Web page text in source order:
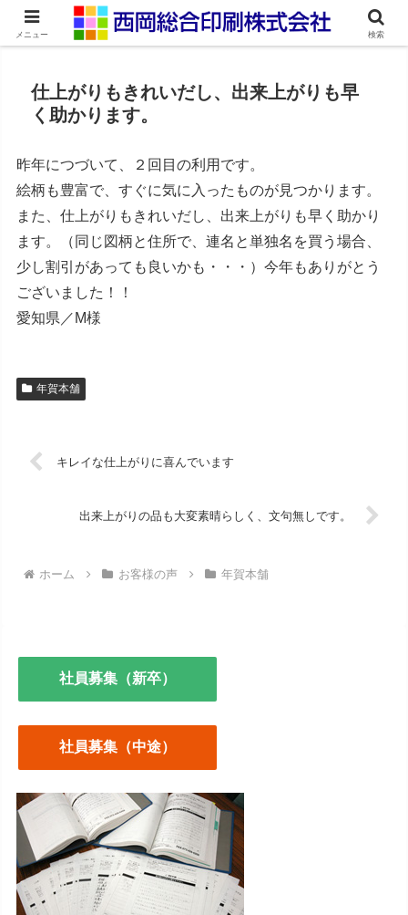
ネット印刷通販・オンデマンド印刷
仕上がりもきれいだし、出来上がりも早
く助かります。
昨年につづいて、２回目の利用です。
絵柄も豊富で、すぐに気に入ったものが見つかります。
また、仕上がりもきれいだし、出来上がりも早く助かり
ます。（同じ図柄と住所で、連名と単独名を買う場合、
少し割引があっても良いかも・・・）今年もありがとう
ございました！！
愛知県／M様
年賀本舗
キレイな仕上がりに喜んでいます
出来上がりの品も大変素晴らしく、文句無しです。
ホーム お客様の声 年賀本舗
社員募集（新卒）
社員募集（中途）
メニュー 検索